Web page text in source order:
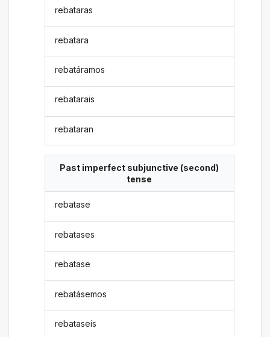
rebataras
rebatara
rebatáramos
rebatarais
rebataran
Past imperfect subjunctive (second)
tense
rebatase
rebatases
rebatase
rebatásemos
rebataseis